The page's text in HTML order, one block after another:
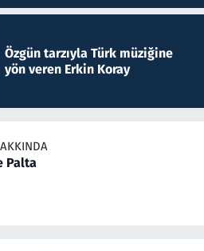
Özgün tarzıyla Türk müziğine
yön veren Erkin Koray
Palta